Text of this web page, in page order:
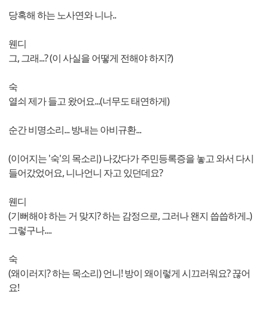
당혹해 하는 노사연와 니나..
웬디
그, 그래...? (이 사실을 어떻게 전해야 하지?)
숙
열쇠 제가 들고 왔어요...(너무도 태연하게)
순간 비명소리... 방내는 아비규환...
(이어지는 '숙'의 목소리) 나갔다가 주민등록증을 놓고 와서 다시
들어갔었어요, 니나언니 자고 있던데요?
웬디
(기뻐해야 하는 거 맞지? 하는 감정으로, 그러나 왠지 씁씁하게..)
그렇구나....
숙
(왜이러지? 하는 목소리) 언니! 방이 왜이렇게 시끄러워요? 끊어
요!